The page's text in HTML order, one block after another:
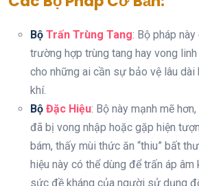
Bộ Trấn Trùng Tang: Bộ pháp
trường hợp trùng tang hay vong
cho những ai cần sự bảo vệ lâu
khí.
Bộ Đặc Hiệu: Bộ này mạnh mẽ
đã bị vong nhập hoặc gặp hiện
bám, thấy mùi thức ăn “thiu” bất
hiệu này có thể dùng để trấn áp
sức đề kháng của người sử dụng